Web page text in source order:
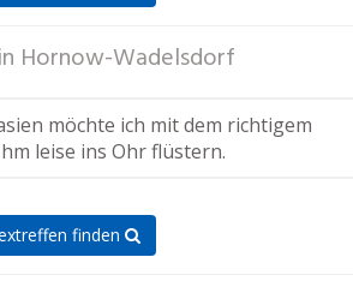
Hornow-Wadelsdorf
möchte ich mit dem richtigem
leise ins Ohr flüstern.
finden